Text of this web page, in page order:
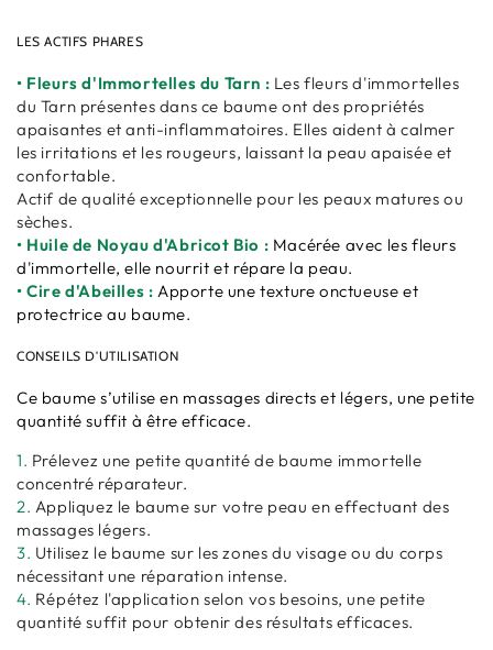
LES ACTIFS PHARES
• Fleurs d'Immortelles du Tarn : Les fleurs d'immortelles
du Tarn présentes dans ce baume ont des propriétés
apaisantes et anti-inflammatoires. Elles aident à calmer
les irritations et les rougeurs, laissant la peau apaisée et
confortable.
Actif de qualité exceptionnelle pour les peaux matures ou
sèches.
• Huile de Noyau d'Abricot Bio : Macérée avec les fleurs
d'immortelle, elle nourrit et répare la peau.
• Cire d'Abeilles : Apporte une texture onctueuse et
protectrice au baume.
CONSEILS D'UTILISATION
Ce baume s’utilise en massages directs et légers, une petite
quantité suffit à être efficace.
1. Prélevez une petite quantité de baume immortelle
concentré réparateur.
2. Appliquez le baume sur votre peau en effectuant des
massages légers.
3. Utilisez le baume sur les zones du visage ou du corps
nécessitant une réparation intense.
4. Répétez l'application selon vos besoins, une petite
quantité suffit pour obtenir des résultats efficaces.